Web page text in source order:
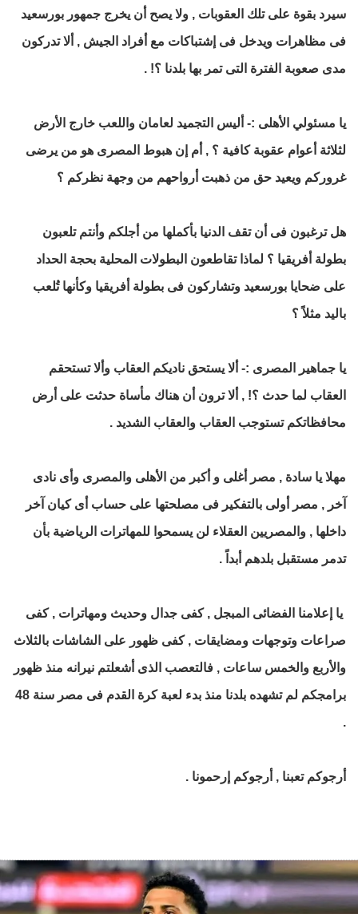
سيرد بقوة على تلك العقوبات , ولا يصح أن يخرج جمهور بورسعيد
فى مظاهرات ويدخل فى إشتباكات مع أفراد الجيش , ألا تدركون
مدى صعوبة الفترة التى تمر بها بلدنا ؟! .
يا مسئولي الأهلى :- أليس التجميد لعامان واللعب خارج الأرض
لثلاثة أعوام عقوبة كافية ؟ , أم إن هبوط المصرى هو من يرضى
غروركم ويعيد حق من ذهبت أرواحهم من وجهة نظركم ؟
هل ترغبون فى أن تقف الدنيا بأكملها من أجلكم وأنتم تلعبون
بطولة أفريقيا ؟ لماذا تقاطعون البطولات المحلية بحجة الحداد
على ضحايا بورسعيد وتشاركون فى بطولة أفريقيا وكأنها تُلعب
باليد مثلاً ؟
يا جماهير المصرى :- ألا يستحق ناديكم العقاب وألا تستحقم
العقاب لما حدث ؟! , ألا ترون أن هناك مأساة حدثت على أرض
محافظاتكم تستوجب العقاب والعقاب الشديد .
مهلا يا سادة , مصر أغلى و أكبر من الأهلى والمصرى وأى نادى
آخر , مصر أولى بالتفكير فى مصلحتها على حساب أى كيان آخر
داخلها , والمصريين العقلاء لن يسمحوا للمهاترات الرياضية بأن
تدمر مستقبل بلدهم أبداً .
يا إعلامنا الفضائى المبجل , كفى جدال وحديث ومهاترات , كفى
صراعات وتوجهات ومضايقات , كفى ظهور على الشاشات بالثلاث
والأربع والخمس ساعات , فالتعصب الذى أشعلتم نيرانه منذ ظهور
برامجكم لم تشهده بلدنا منذ بدء لعبة كرة القدم فى مصر سنة 48
.
أرجوكم تعبنا , أرجوكم إرحمونا .